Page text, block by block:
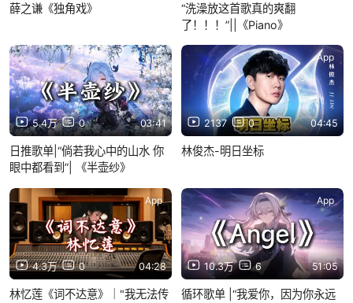
薛之谦《独角戏》
“洗澡放这首歌真的爽翻
了！！！”||《Piano》
5.4万 0 03:41
App
日推歌单|“倘若我心中的山水 你
眼中都看到”| 《半壶纱》
2137 0 04:45
App
林俊杰-明日坐标
4.3万 0 04:28
App
林忆莲《词不达意》｜"我无法传
10.3万 6 51:05
App
循环歌单 |“我爱你，因为你永远